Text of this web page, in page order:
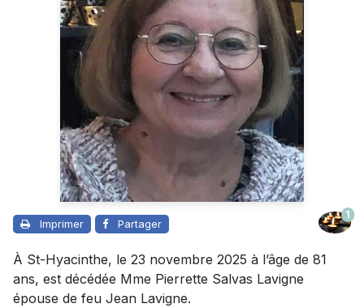
Imprimer Partager
1
À St-Hyacinthe, le 23 novembre 2025 à l’âge de 81
ans, est décédée Mme Pierrette Salvas Lavigne
épouse de feu Jean Lavigne.